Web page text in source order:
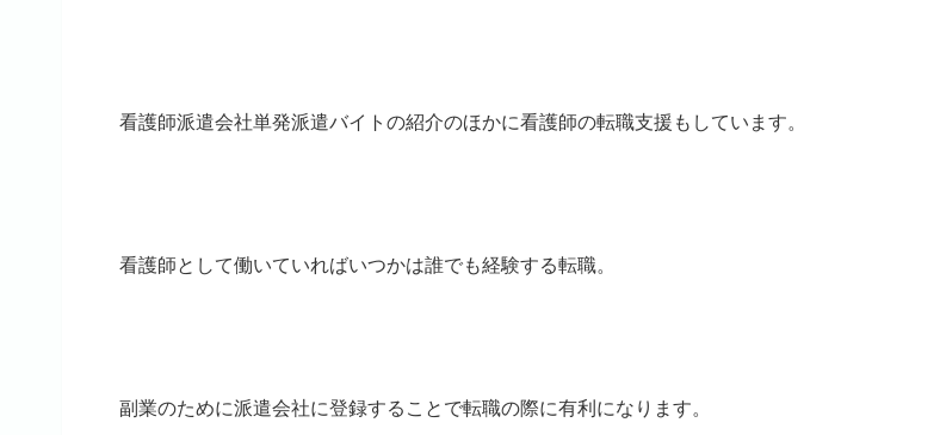
看護師派遣会社単発派遣バイトの紹介のほかに看護師の転職支援もしています。
看護師として働いていればいつかは誰でも経験する転職。
副業のために派遣会社に登録することで転職の際に有利になります。